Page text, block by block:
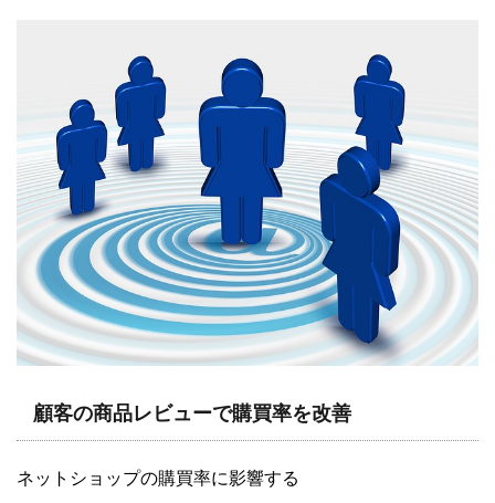
顧客の商品レビューで購買率を改善
ネットショップの購買率に影響する